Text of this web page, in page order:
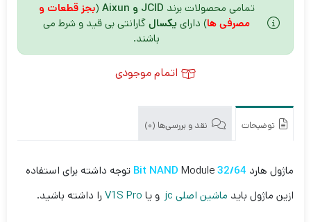
تمامی محصولات برند JCID و Aixun (بجز قطعات و
مصرفی ها) داراییکسالگارانتی بی قید و شرط می
باشند.
اتمام موجودی
توضیحات نقد و بررسی‌ها (0)
ماژول هارد 32/64 Bit NAND
Module توجه داشته برای استفاده
ازین ماژول باید ماشین اصلی jc و یا V1S Proرا داشته باشید.